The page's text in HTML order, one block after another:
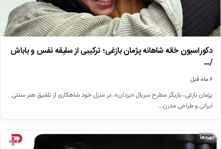
دکوراسیون خانه شاهانه پژمان بازغی؛ ترکیبی از سلیقه نفس و باباش
/…
۶ ماه قبل
پژمان بازغی، بازیگر مطرح سریال «یزدان»، در منزل خود شاهکاری از تلفیق هنر سنتی
ایرانی و طراحی مدرن…
چهره‌ها